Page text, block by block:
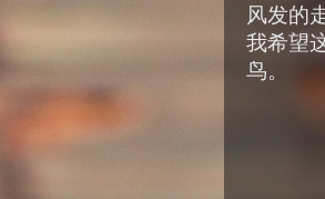
风发的
我希望
鸟。